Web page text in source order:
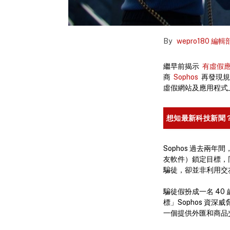
By wepro180 編輯
繼早前揭示 有虛假
商 Sophos 再發現
虛假網站及應用程
想知最新科技新聞
Sophos 過去兩年間
友軟件）鎖定目標
騙徒，卻並非利用
騙徒假扮成一名 40
標」Sophos 資深威
一個提供外匯和商